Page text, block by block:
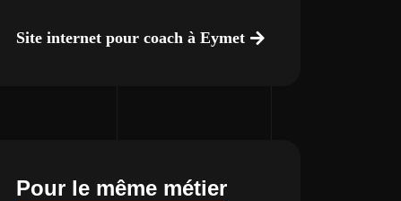
Site internet pour coach à Eymet
Pour le même métier